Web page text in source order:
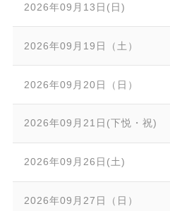
2026年09月13日(日)
2026年09月19日（土）
2026年09月20日（日）
2026年09月21日(下悦・祝)
2026年09月26日(土)
2026年09月27日（日）